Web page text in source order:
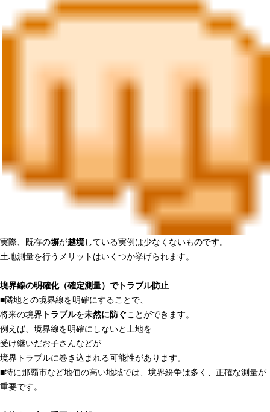
実際、既存の塀が越境している実例は少なくないものです。
土地測量を行うメリットはいくつか挙げられます。
境界線の明確化（確定測量）でトラブル防止
■隣地との境界線を明確にすることで、
将来の境界トラブルを未然に防ぐ ことができます。
例えば、境界線を明確にしないと土地を
受け継いだお子さんなどが
境界トラブルに巻き込まれる可能性があります。
■特に那覇市など地価の高い地域では、境界紛争は多く、正確な測量が
重要です。